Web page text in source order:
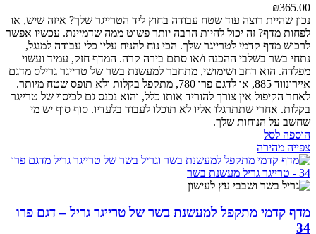
₪365.00
נכון שהיית רוצה עוד שטח עבודה בחוץ ליד הטרייגר שלך? איזה שיש, או
לפחות מדף? זה יכול להיות הרבה יותר פשוט ממה שדמיינת. עכשיו אפשר
לרכוש מדף קדמי לטרייגר שלך. הכי נוח להניח עליו כלי עבודה למנגל,
נתחי בשר בשלבי ההכנה ו/או סתם בירה קרה. המדף חזק, עמיד ועשוי
מפלדה. הוא רחב ושימושי, מתחבר למעשנת בשר של טרייגר גרילס מדגם
איירונווד 885, או לדגם פרו 780, מתקפל בקלות ולא תופס שטח מיותר.
לאחר הקיפול אין צורך להוריד אותו כלל, והוא נכנס גם לכיסוי של טרייגר
בקלות. אחרי שתתרגלו אליו לא תוכלו לעבוד בלעדיו. סוף סוף יש מי
שחשב על הנוחות שלך.
הוספה לסל
צפייה מהירה
מדף קדמי מתקפל למעשנת בשר של טרייגר גריל – דגם פרו
34